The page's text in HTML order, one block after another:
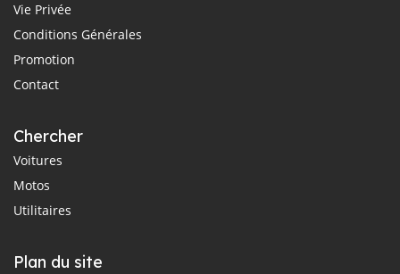
Vie Privée
Conditions Générales
Promotion
Contact
Chercher
Voitures
Motos
Utilitaires
Plan du site